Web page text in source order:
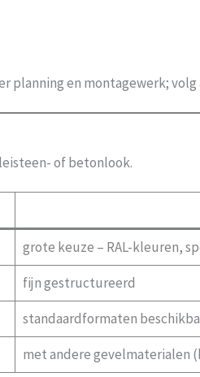
planning en montagewerk;
of betonlook.
grote keuze – RAL-kleuren,
fijn gestructureerd
standaardformaten
met andere gevelmaterialen